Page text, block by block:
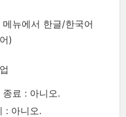
뉴에서 한글/한국어
)
료 : 아니오.
: 아니오.